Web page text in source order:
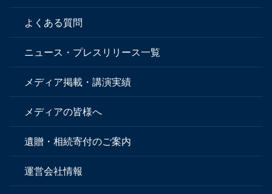
よくある質問
ニュース・プレスリリース一覧
メディア掲載・講演実績
メディアの皆様へ
遺贈・相続寄付のご案内
運営会社情報